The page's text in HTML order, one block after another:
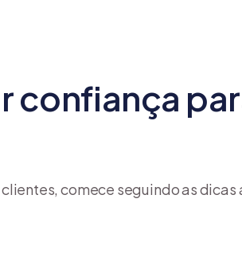
confiança
comece seguindo as dicas